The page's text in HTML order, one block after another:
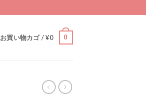
お買い物カゴ /¥0 0